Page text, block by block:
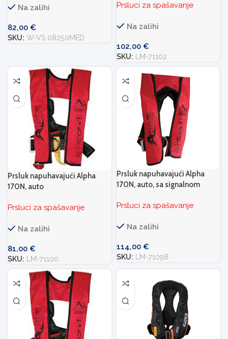
Na zalihi
82,00 €
SKU: W-VS 08250MED
Prsluci za spašavanje
Na zalihi
102,00 €
SKU: LM-71102
Prsluk napuhavajući Alpha
170N, auto
Prsluci za spašavanje
Na zalihi
81,00 €
SKU: LM-71100
Prsluk napuhavajući Alpha
170N, auto, sa signalnom
Prsluci za spašavanje
Na zalihi
114,00 €
SKU: LM-71098